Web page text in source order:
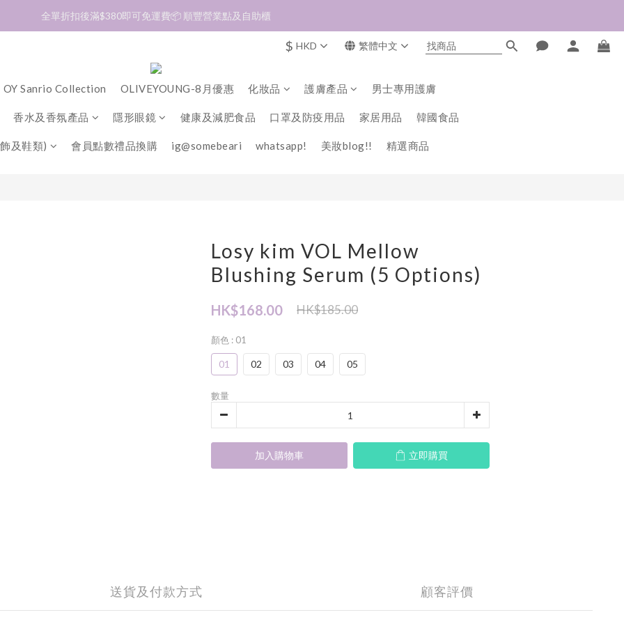
加入會員❤️生日月首天送$30 💛商品可郵寄至澳門🇲🇴及台灣🇹🇼
加入會員❤️生日月首天送$30 💛商品可郵寄至澳門🇲🇴及台灣🇹🇼
$ HKD 繁體中文
OY Sanrio Collection OLIVEYOUNG-8月優惠 化妝品 護膚產品 男士專用護膚
香水及香氛產品 隱形眼鏡 健康及減肥食品 口罩及防疫用品 家居用品 韓國食品
及鞋類) 會員點數禮品換購 ig@somebeari whatsapp! 美妝blog!! 精選商品
Losy kim VOL Mellow
Blushing Serum (5 Options)
HK$168.00 HK$185.00
顏色 : 01
01 02 03 04 05
數量
加入購物車 立即購買
送貨及付款方式 顧客評價
立即購買